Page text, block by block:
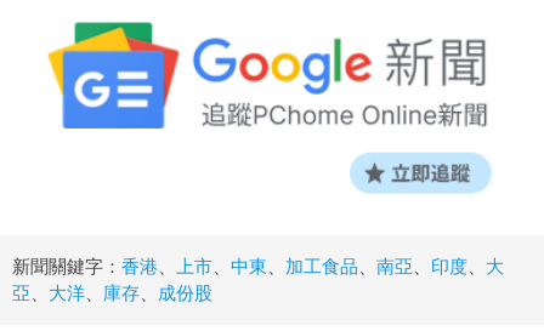
新聞關鍵字： 香港 上市 中東 加工食品 南亞 印度
大
亞
大洋 庫存 成份股